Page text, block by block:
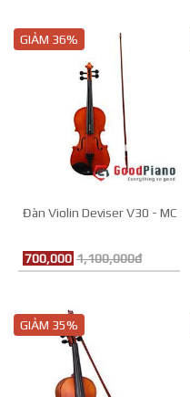
GIẢM 36%
Đàn Violin Deviser V30 - MC
700,000 1,100,000đ
GIẢM 35%